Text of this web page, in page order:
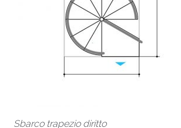
Sbarco trapezio diritto